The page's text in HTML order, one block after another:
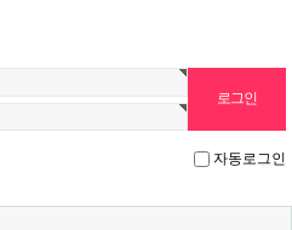
자동로그인